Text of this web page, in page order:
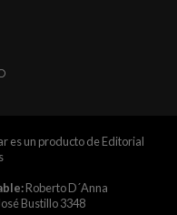
es un producto de Editorial
Roberto D´Anna
Bustillo 3348